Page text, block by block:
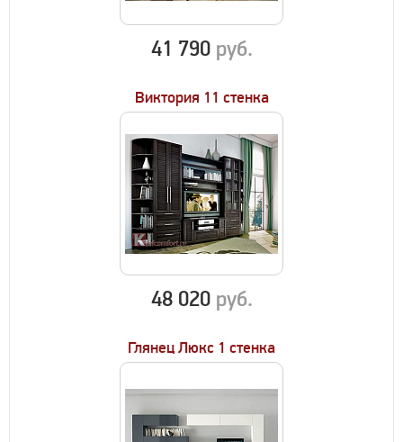
41 790 руб.
Виктория 11 стенка
48 020 руб.
Глянец Люкс 1 стенка